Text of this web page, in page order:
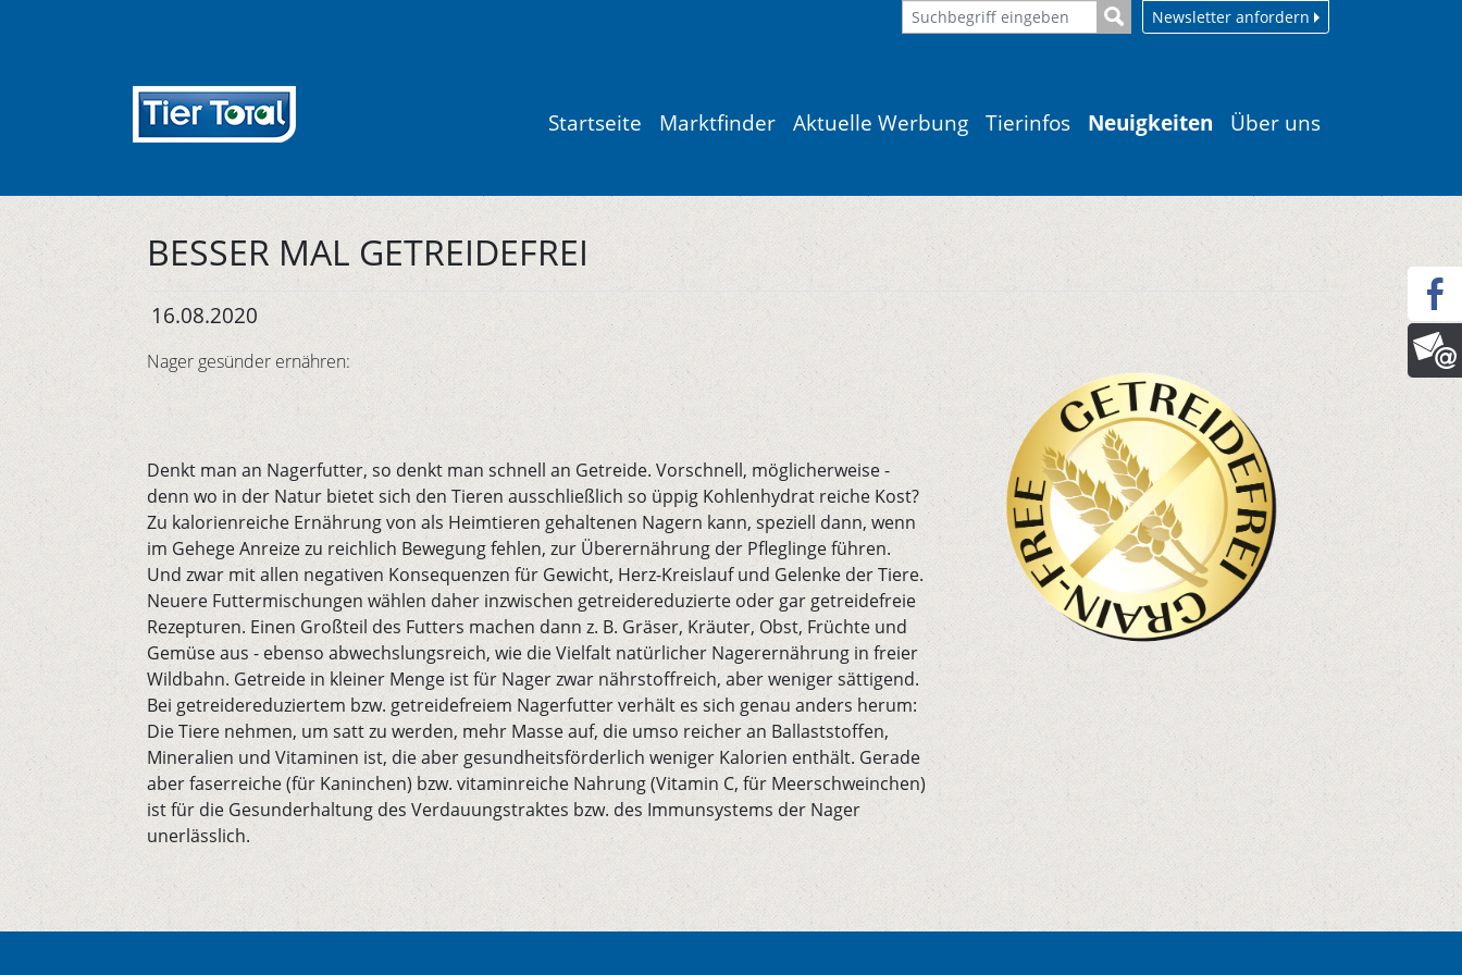
Newsletter anfordern
Startseite Marktfinder Aktuelle Werbung Tierinfos Neuigkeiten Über uns
BESSER MAL GETREIDEFREI
16.08.2020
Nager gesünder ernähren:
Denkt man an Nagerfutter, so denkt man schnell an Getreide. Vorschnell, möglicherweise -
denn wo in der Natur bietet sich den Tieren ausschließlich so üppig Kohlenhydrat reiche Kost?
Zu kalorienreiche Ernährung von als Heimtieren gehaltenen Nagern kann, speziell dann, wenn
im Gehege Anreize zu reichlich Bewegung fehlen, zur Überernährung der Pfleglinge führen.
Und zwar mit allen negativen Konsequenzen für Gewicht, Herz-Kreislauf und Gelenke der Tiere.
Neuere Futtermischungen wählen daher inzwischen getreidereduzierte oder gar getreidefreie
Rezepturen. Einen Großteil des Futters machen dann z. B. Gräser, Kräuter, Obst, Früchte und
Gemüse aus - ebenso abwechslungsreich, wie die Vielfalt natürlicher Nagerernährung in freier
Wildbahn. Getreide in kleiner Menge ist für Nager zwar nährstoffreich, aber weniger sättigend.
Bei getreidereduziertem bzw. getreidefreiem Nagerfutter verhält es sich genau anders herum:
Die Tiere nehmen, um satt zu werden, mehr Masse auf, die umso reicher an Ballaststoffen,
Mineralien und Vitaminen ist, die aber gesundheitsförderlich weniger Kalorien enthält. Gerade
aber faserreiche (für Kaninchen) bzw. vitaminreiche Nahrung (Vitamin C, für Meerschweinchen)
ist für die Gesunderhaltung des Verdauungstraktes bzw. des Immunsystems der Nager
unerlässlich.